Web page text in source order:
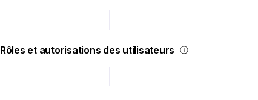
Rôles et autorisations des utilisateurs